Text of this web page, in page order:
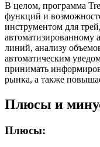
В целом, программа
функций и
инструментом для
автоматизированному
линий, анализу
автоматическим
принимать
рынка, а также
Плюсы и
Плюсы: